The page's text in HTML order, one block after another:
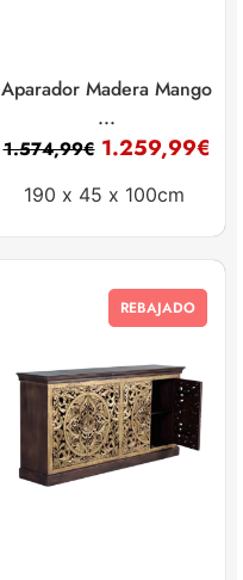
Aparador Madera Mango
...
1.574,99€ 1.259,99€
190 x 45 x 100cm
REBAJADO